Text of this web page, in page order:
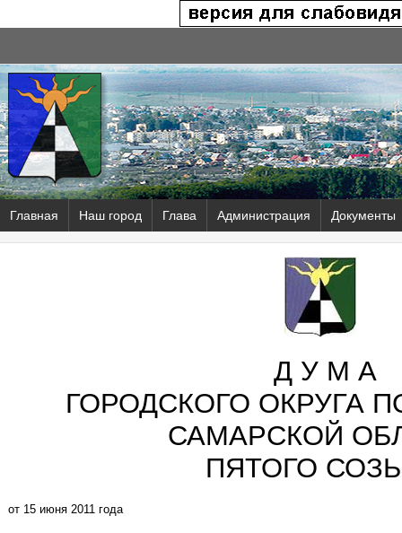
Главная Наш город Глава Администрация Документы
Д У М А
ГОРОДСКОГО ОКРУГА
САМАРСКОЙ
ПЯТОГО
от 15 июня 2011 года